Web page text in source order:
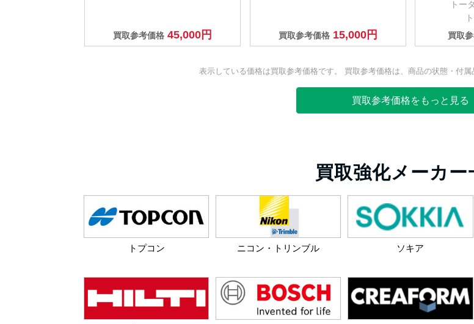
買取参考価格 45,000円 買取参考価格 15,000円
トー
買取
表示している価格は買取参考価格です。 買取参考価格は、商品の状態・付属
買取参考価格をもっと見る
買取強化メーカー
トプコン ニコン・トリンブル ソキア